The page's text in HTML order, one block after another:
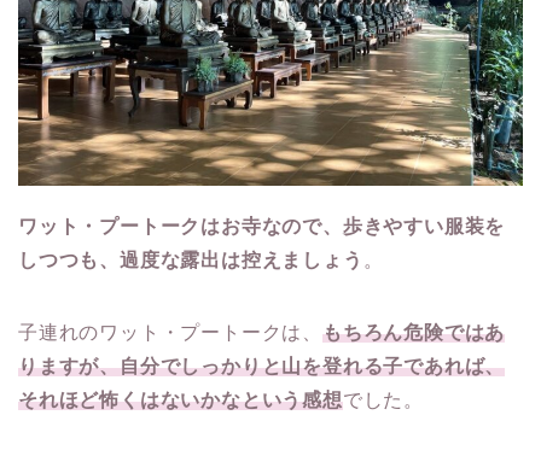
ワット・プートークはお寺なので、歩きやすい服装を
しつつも、過度な露出は控えましょう 。
子連れのワット・プートークは、 もちろん危険ではあ
りますが、自分でしっかりと山を登れる子であれば、
それほど怖くはないかなという感想でした。